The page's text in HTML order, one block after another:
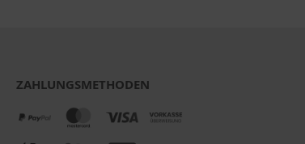
ZAHLUNGSMETHODEN